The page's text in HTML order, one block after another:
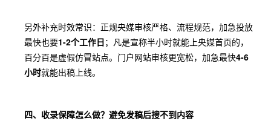
另外补充时效常识：正规央媒审核严格、流程规范，加急投放
最快也要1-2个工作日；凡是宣称半小时就能上央媒首页的，
百分百是虚假仿冒站点。门户网站审核更宽松，加急最快4-6
小时就能出稿上线。
四、收录保障怎么做？避免发稿后搜不到内容